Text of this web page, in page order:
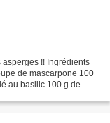
!! Ingrédients
de mascarpone 100
au basilic 100 g de